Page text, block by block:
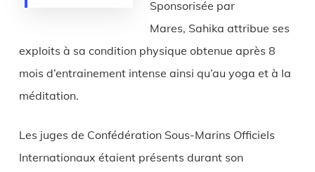
Sponsorisée par
Mares, Sahika attribue ses
exploits à sa condition physique obtenue après 8
mois d’entrainement intense ainsi qu’au yoga et à la
méditation.
Les juges de Confédération Sous-Marins Officiels
Internationaux étaient présents durant son